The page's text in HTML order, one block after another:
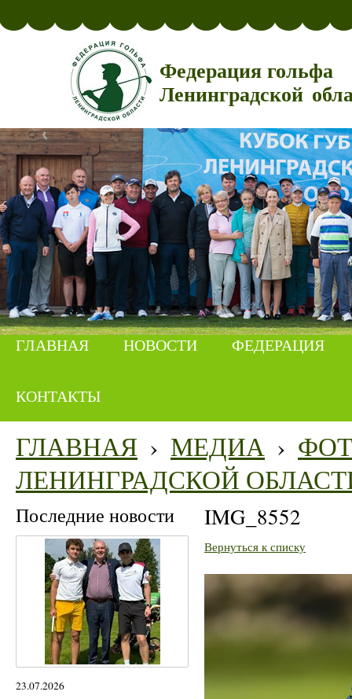
Федерация гольфа
Ленинградской
ГЛАВНАЯ НОВОСТИ ФЕДЕРАЦИЯ
КОНТАКТЫ
ГЛАВНАЯ › МЕДИА ›
ЛЕНИНГРАДСКОЙ
Последние новости
23.07.2026
IMG_8552
Вернуться к списку